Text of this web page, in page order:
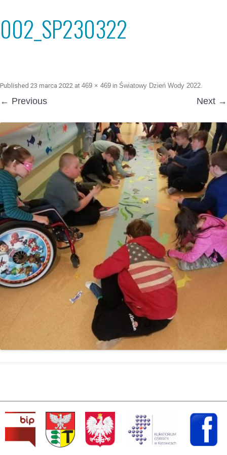
002_SP230322
Published 23 marca 2022 at 469 × 469 in Światowy Dzień Wody 2022.
← Previous Next →